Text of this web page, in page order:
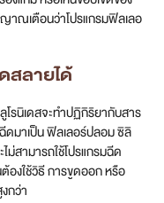
าณเตือนว่าโปรแกรมฟิลเลอ
สลายได้
โรนิเดสจะทำปฏิกิริยากับสาร
มาเป็น ฟิลเลอร์ปลอม ซิลิ
ม่สามารถใช้โปรแกรมฉีด
องใช้วิธี การขูดออก หรือ
กว่า